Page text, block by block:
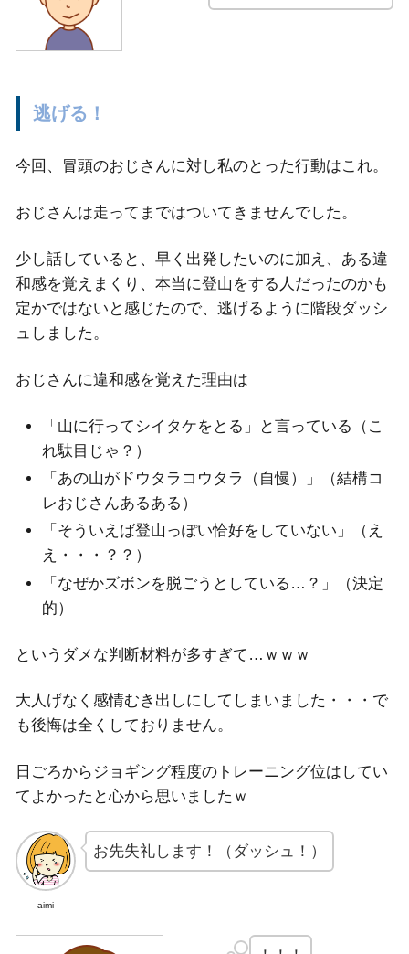
逃げる！
今回、冒頭のおじさんに対し私のとった行動はこれ。
おじさんは走ってまではついてきませんでした。
少し話していると、早く出発したいのに加え、ある違
和感を覚えまくり、本当に登山をする人だったのかも
定かではないと感じたので、逃げるように階段ダッシ
ュしました。
おじさんに違和感を覚えた理由は
「山に行ってシイタケをとる」と言っている（こ
れ駄目じゃ？）
「あの山がドウタラコウタラ（自慢）」（結構コ
レおじさんあるある）
「そういえば登山っぽい恰好をしていない」（え
え・・・？？）
「なぜかズボンを脱ごうとしている…？」（決定
的）
というダメな判断材料が多すぎて…ｗｗｗ
大人げなく感情むき出しにしてしまいました・・・で
も後悔は全くしておりません。
日ごろからジョギング程度のトレーニング位はしてい
てよかったと心から思いましたｗ
aimi
お先失礼します！（ダッシュ！）